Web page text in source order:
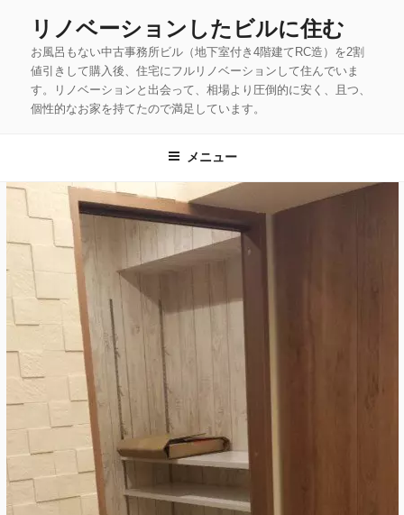
キ
リノベーションしたビルに住む
お風呂もない中古事務所ビル（地下室付き4階建てRC造）を2割
値引きして購入後、住宅にフルリノベーションして住んでいま
す。リノベーションと出会って、相場より圧倒的に安く、且つ、
個性的なお家を持てたので満足しています。
メニュー